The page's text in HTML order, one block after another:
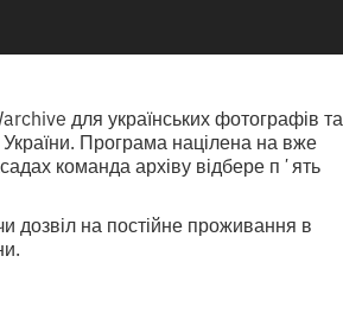
для українських фотографів та
Програма націлена на вже
команда архіву відбере пʼять
дозвіл на постійне проживання в